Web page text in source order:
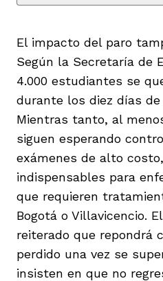
El impacto del paro
Según la Secretaría de
4.000 estudiantes se
durante los diez días
Mientras tanto, al
siguen esperando
exámenes de alto
indispensables para
que requieren
Bogotá o Villavicencio.
reiterado que repondrá
perdido una vez se
insisten en que no